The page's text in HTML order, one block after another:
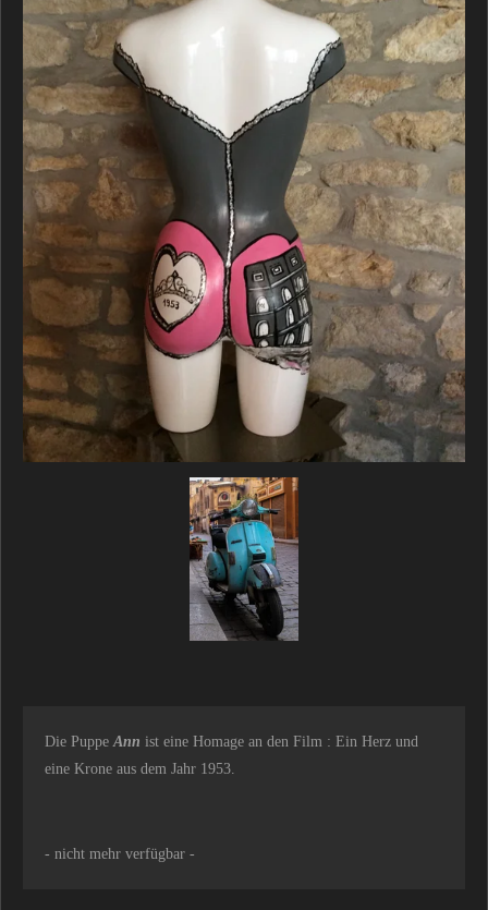
Die PuppeAnn ist eine Homage an den Film : Ein Herz und
eine Krone aus dem Jahr 1953.
- nicht mehr verfügbar -